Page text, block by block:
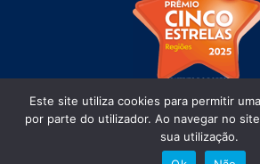
Este site utiliza cookies para permitir
por parte do utilizador. Ao navegar no
sua utilização.